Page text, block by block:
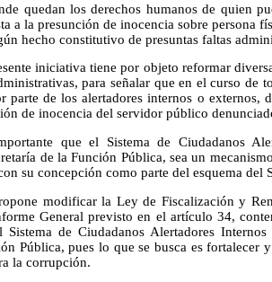
quedan los derechos humanos de quien
a la presunción de inocencia sobre persona
hecho constitutivo de presuntas faltas
iniciativa tiene por objeto reformar
para señalar que en el curso de
parte de los alertadores internos o externos,
de inocencia del servidor público
que el Sistema de Ciudadanos
de la Función Pública, sea un
su concepción como parte del esquema del
modificar la Ley de Fiscalización y
General previsto en el artículo 34,
Sistema de Ciudadanos Alertadores
Pública, pues lo que se busca es fortalecer
la corrupción.